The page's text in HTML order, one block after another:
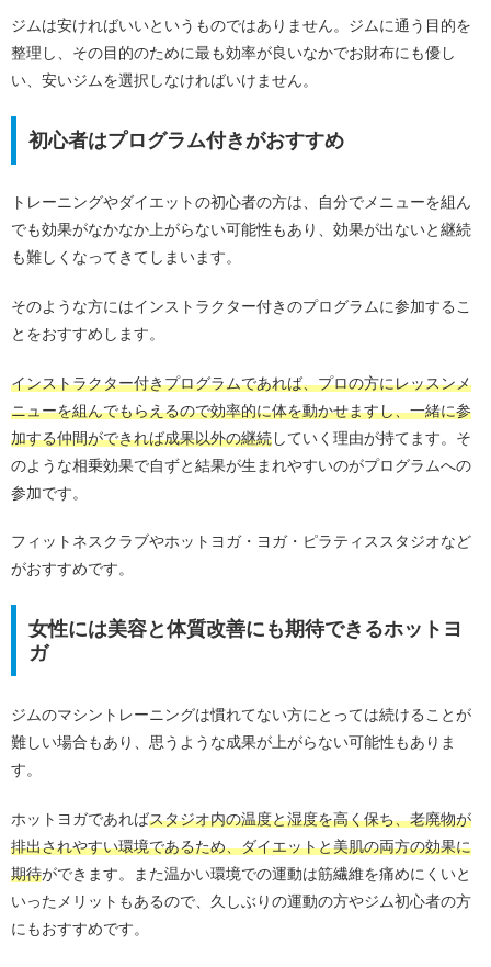
ジムは安ければいいというものではありません。ジムに通う目的を
整理し、その目的のために最も効率が良いなかでお財布にも優し
い、安いジムを選択しなければいけません。
初心者はプログラム付きがおすすめ
トレーニングやダイエットの初心者の方は、自分でメニューを組ん
でも効果がなかなか上がらない可能性もあり、効果が出ないと継続
も難しくなってきてしまいます。
そのような方にはインストラクター付きのプログラムに参加するこ
とをおすすめします。
インストラクター付きプログラムであれば、プロの方にレッスンメ
ニューを組んでもらえるので効率的に体を動かせますし、一緒に参
加する仲間ができれば成果以外の継続していく理由が持てます。そ
のような相乗効果で自ずと結果が生まれやすいのがプログラムへの
参加です。
フィットネスクラブやホットヨガ・ヨガ・ピラティススタジオなど
がおすすめです。
女性には美容と体質改善にも期待できるホットヨ
ガ
ジムのマシントレーニングは慣れてない方にとっては続けることが
難しい場合もあり、思うような成果が上がらない可能性もありま
す。
ホットヨガであればスタジオ内の温度と湿度を高く保ち、老廃物が
排出されやすい環境であるため、ダイエットと美肌の両方の効果に
期待ができます。また温かい環境での運動は筋繊維を痛めにくいと
いったメリットもあるので、久しぶりの運動の方やジム初心者の方
にもおすすめです。